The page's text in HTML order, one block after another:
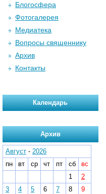
Блогосфера
Фотогалерея
Медиатека
Вопросы священнику
Архив
Контакты
Календарь
Архив
Август - 2026
пн
вт ср чт пт сб
вс
1
2
3
4 5 6 7 8
9